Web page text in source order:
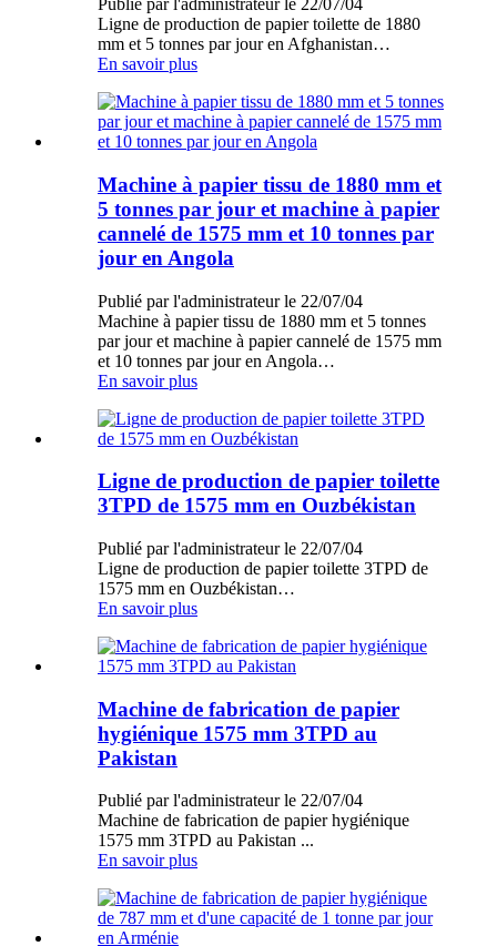
Publié par l'administrateur le 22/07/04
Ligne de production de papier toilette de 1880
mm et 5 tonnes par jour en Afghanistan…
En savoir plus
Machine à papier tissu de 1880 mm et
5 tonnes par jour et machine à papier
cannelé de 1575 mm et 10 tonnes par
jour en Angola
Publié par l'administrateur le 22/07/04
Machine à papier tissu de 1880 mm et 5 tonnes
par jour et machine à papier cannelé de 1575 mm
et 10 tonnes par jour en Angola…
En savoir plus
Ligne de production de papier toilette
3TPD de 1575 mm en Ouzbékistan
Publié par l'administrateur le 22/07/04
Ligne de production de papier toilette 3TPD de
1575 mm en Ouzbékistan…
En savoir plus
Machine de fabrication de papier
hygiénique 1575 mm 3TPD au
Pakistan
Publié par l'administrateur le 22/07/04
Machine de fabrication de papier hygiénique
1575 mm 3TPD au Pakistan ...
En savoir plus